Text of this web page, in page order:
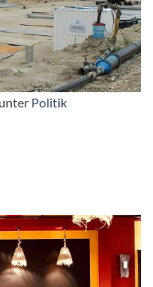
unter Politik